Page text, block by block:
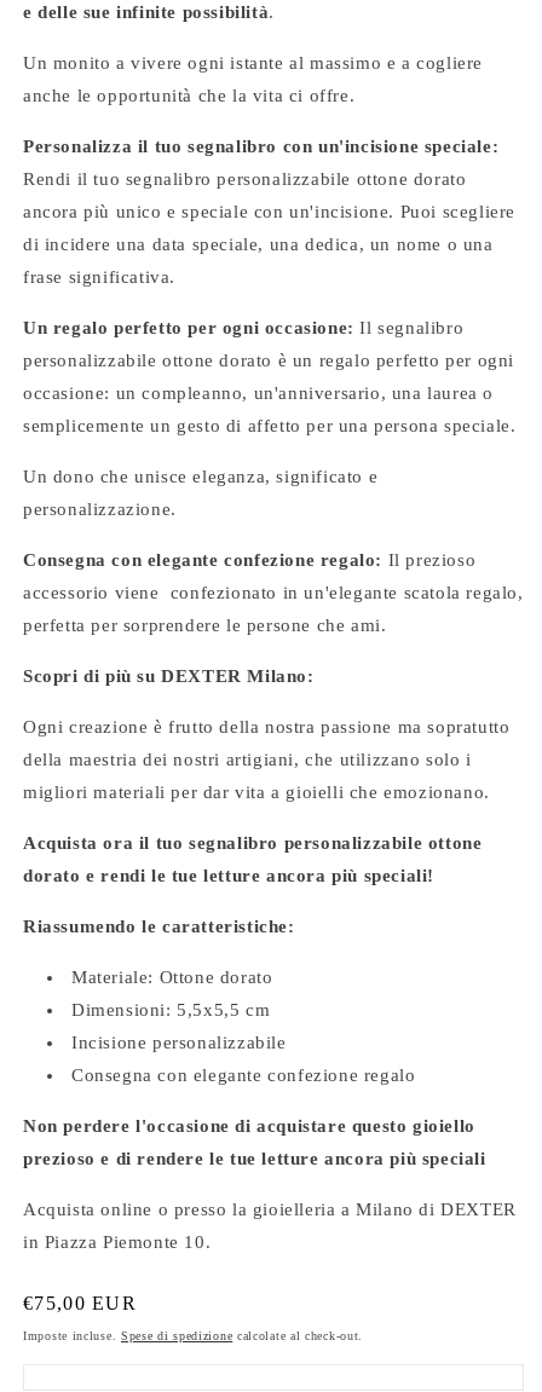
e delle sue infinite possibilità.
Un monito a vivere ogni istante al massimo e a cogliere
anche le opportunità che la vita ci offre.
Personalizza il tuo segnalibro con un'incisione speciale:
Rendi il tuo segnalibro personalizzabile ottone dorato
ancora più unico e speciale con un'incisione. Puoi scegliere
di incidere una data speciale, una dedica, un nome o una
frase significativa.
Un regalo perfetto per ogni occasione:Il segnalibro
personalizzabile ottone dorato è un regalo perfetto per ogni
occasione: un compleanno, un'anniversario, una laurea o
semplicemente un gesto di affetto per una persona speciale.
Un dono che unisce eleganza, significato e
personalizzazione.
Consegna con elegante confezione regalo: Il prezioso
accessorio viene confezionato in un'elegante scatola regalo,
perfetta per sorprendere le persone che ami.
Scopri di più su DEXTER Milano:
Ogni creazione è frutto della nostra passione ma sopratutto
della maestria dei nostri artigiani, che utilizzano solo i
migliori materiali per dar vita a gioielli che emozionano.
Acquista ora il tuo segnalibro personalizzabile ottone
dorato e rendi le tue letture ancora più speciali!
Riassumendo le caratteristiche:
Materiale: Ottone dorato
Dimensioni: 5,5x5,5 cm
Incisione personalizzabile
Consegna con elegante confezione regalo
Non perdere l'occasione di acquistare questo gioiello
prezioso e di rendere le tue letture ancora più speciali
Acquista online o presso la gioielleria a Milano di DEXTER
in Piazza Piemonte 10.
Prezzo
di
listino
€75,00 EUR
Imposte incluse. Spese di spedizione calcolate al check-out.